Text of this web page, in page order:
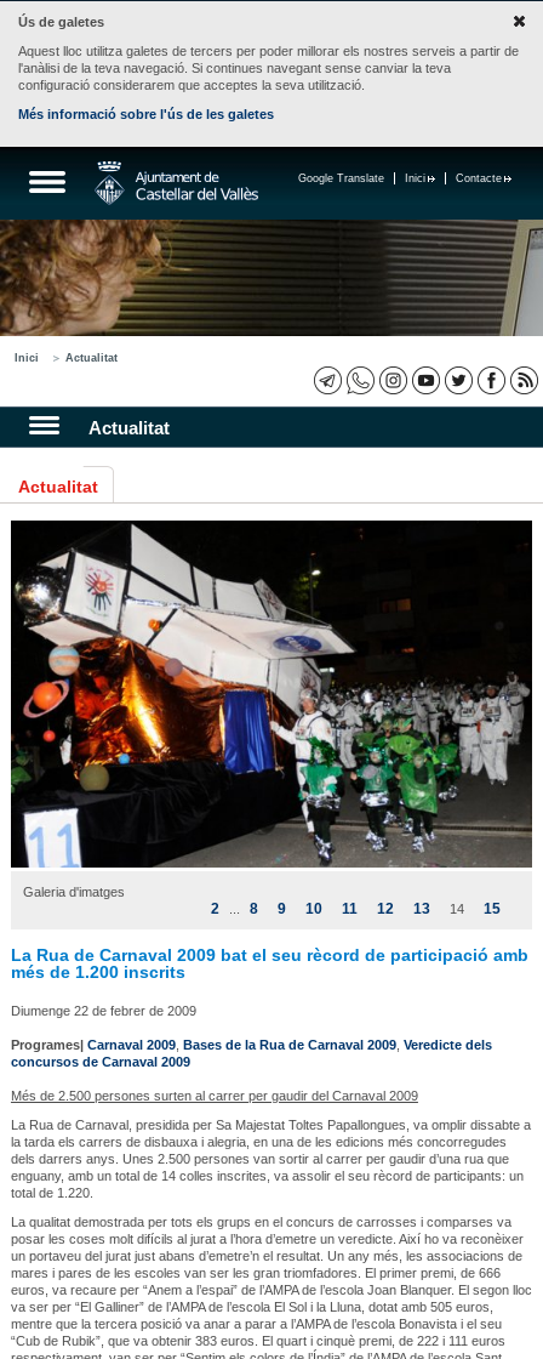
Ús de galetes
Aquest lloc utilitza galetes de tercers per poder millorar els nostres serveis a partir de
l'anàlisi de la teva navegació. Si continues navegant sense canviar la teva
configuració considerarem que acceptes la seva utilització.
Més informació sobre l'ús de les galetes
Contacte
Inici
Google Translate
Inici Actualitat
Actualitat
Actualitat
Galeria d'imatges
2 8 9 10 11 12 13 14 15
La Rua de Carnaval 2009 bat el seu rècord de participació amb
més de 1.200 inscrits
Diumenge 22 de febrer de 2009
Programes| Carnaval 2009, Bases de la Rua de Carnaval 2009, Veredicte dels
concursos de Carnaval 2009
Més de 2.500 persones surten al carrer per gaudir del Carnaval 2009
La Rua de Carnaval, presidida per Sa Majestat Toltes Papallongues, va omplir dissabte a
la tarda els carrers de disbauxa i alegria, en una de les edicions més concorregudes
dels darrers anys. Unes 2.500 persones van sortir al carrer per gaudir d’una rua que
enguany, amb un total de 14 colles inscrites, va assolir el seu rècord de participants: un
total de 1.220.
La qualitat demostrada per tots els grups en el concurs de carrosses i comparses va
posar les coses molt difícils al jurat a l’hora d’emetre un veredicte. Així ho va reconèixer
un portaveu del jurat just abans d’emetre’n el resultat. Un any més, les associacions de
mares i pares de les escoles van ser les gran triomfadores. El primer premi, de 666
euros, va recaure per “Anem a l’espai” de l’AMPA de l’escola Joan Blanquer. El segon lloc
va ser per “El Galliner” de l’AMPA de l’escola El Sol i la Lluna, dotat amb 505 euros,
mentre que la tercera posició va anar a parar a l’AMPA de l’escola Bonavista i el seu
“Cub de Rubik”, que va obtenir 383 euros. El quart i cinquè premi, de 222 i 111 euros